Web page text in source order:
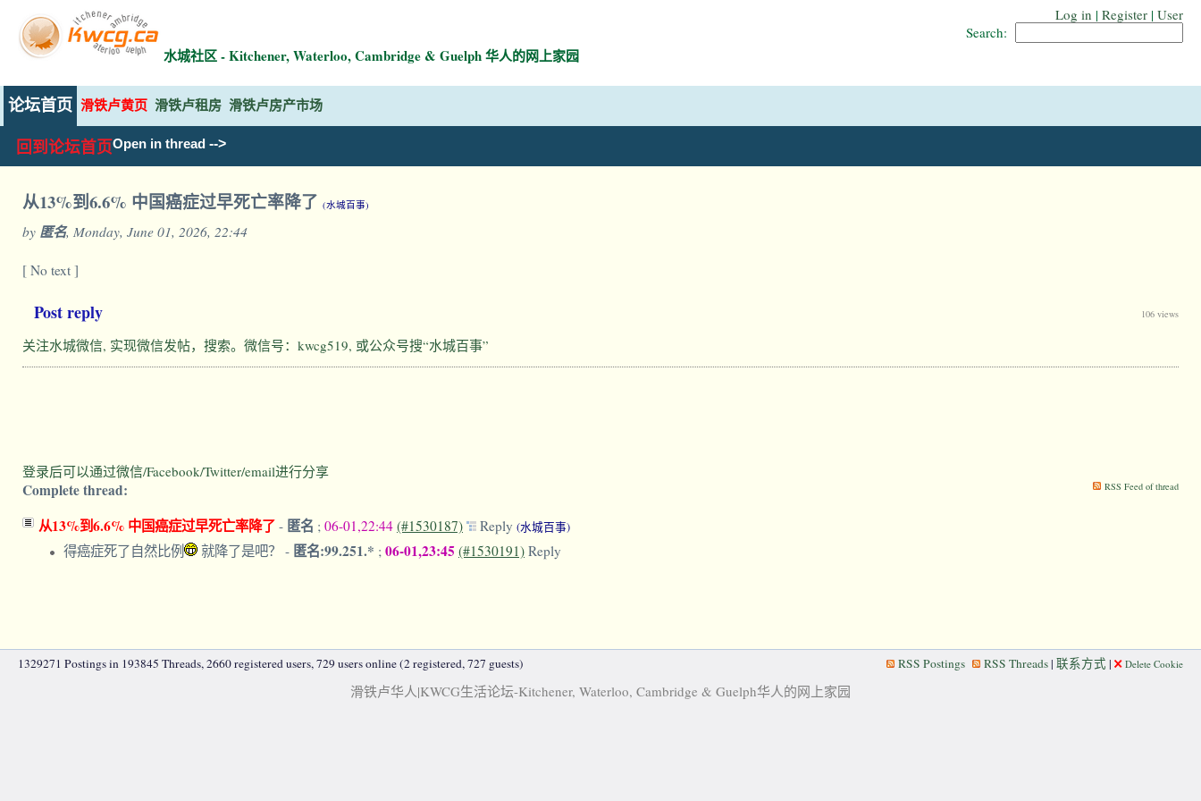
水城社区 - Kitchener, Waterloo, Cambridge & Guelph 华人的网上家园
Log in | Register | User
Search:
论坛首页 滑铁卢黄页 滑铁卢租房 滑铁卢房产市场
回到论坛首页Open in thread -->
从13%到6.6% 中国癌症过早死亡率降了 (水城百事)
by 匿名, Monday, June 01, 2026, 22:44
[ No text ]
Post reply 106 views
关注水城微信, 实现微信发帖，搜索。微信号：kwcg519, 或公众号搜“水城百事”
登录后可以通过微信/Facebook/Twitter/email进行分享
Complete thread: RSS Feed of thread
从13%到6.6% 中国癌症过早死亡率降了 - 匿名 ; 06-01,22:44 (#1530187) Reply (水城百事)
得癌症死了自然比例 就降了是吧？ - 匿名:99.251.* ; 06-01,23:45 (#1530191) Reply
1329271 Postings in 193845 Threads, 2660 registered users, 729 users online (2 registered, 727 guests) RSS Postings RSS Threads| 联系方式 | Delete Cookie
滑铁卢华人|KWCG生活论坛-Kitchener, Waterloo, Cambridge & Guelph华人的网上家园